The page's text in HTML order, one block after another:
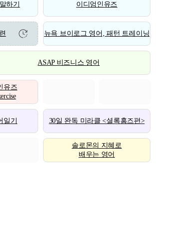
하기 이디엄인유즈
뉴욕 브이로그 영어, 패턴 트레이닝
ASAP 비즈니스 영어
유즈
일기 30일 완독 미라클 <셜록홈즈편>
솔로몬의 지혜로
배우는 영어